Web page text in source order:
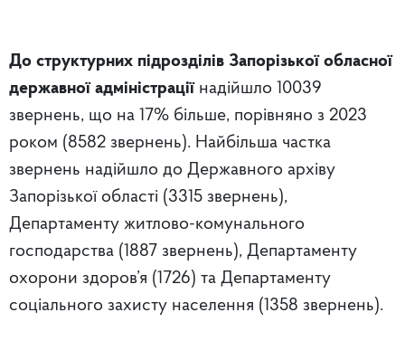
До структурних підрозділів Запорізької обласної
державної адміністраціїнадійшло 10039
звернень, що на 17% більше, порівняно з 2023
роком (8582 звернень). Найбільша частка
звернень надійшло до Державного архіву
Запорізької області (3315 звернень),
Департаменту житлово-комунального
господарства (1887 звернень), Департаменту
охорони здоров’я (1726) та Департаменту
соціального захисту населення (1358 звернень).